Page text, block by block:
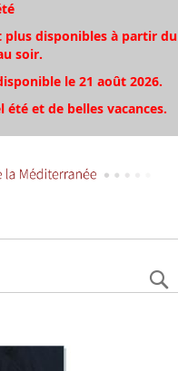
plus disponibles à partir du
soir.
le 21 août 2026.
et de belles vacances.